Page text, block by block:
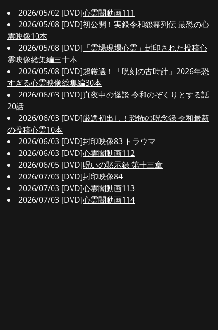
2026/05/02 [DVD]心霊闇動画111
2026/05/08 [DVD]初公開！実録令和怨霊列伝 最恐の心
霊映像10本
2026/05/08 [DVD] 「霊場現場心霊」封印された投稿心
霊映像総集編三十本
2026/05/08 [DVD]超厳選！「呪刻の古時計」2026年恐
すぎる心霊映像総集編30本
2026/06/03 [DVD]真夜中の怪談 令和のぞくりとする話
20話
2026/06/03 [DVD]厳選初出し！恐怖の呪念録 令和最新
の投稿心霊10本
2026/06/03 [DVD]封印映像83 トラウマ
2026/06/03 [DVD]心霊闇動画112
2026/06/05 [DVD]呪いの黙示録 第十三章
2026/07/03 [DVD]封印映像84
2026/07/03 [DVD]心霊闇動画113
2026/07/03 [DVD]心霊闇動画114